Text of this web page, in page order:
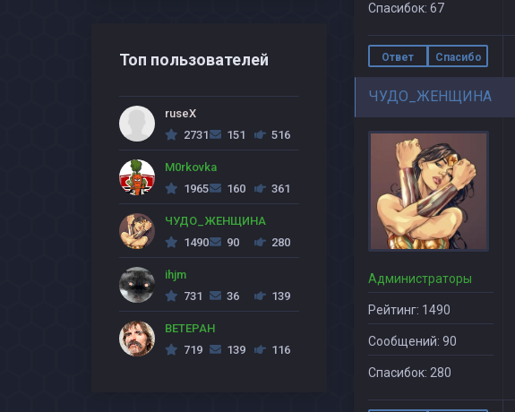
Спасибок: 67
Ответ Спасибо
ЧУДО_ЖЕНЩИНА
Администраторы
Рейтинг: 1490
Сообщений: 90
Спасибок: 280
Топ пользователей
ruseX
2731
151 516
M0rkovka
1965
160 361
ЧУДО_ЖЕНЩИНА
1490
90 280
ihjm
731
36 139
BETEPAH
719
139 116